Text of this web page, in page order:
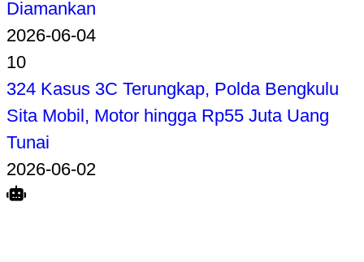
Diamankan
2026-06-04
10
324 Kasus 3C Terungkap, Polda Bengkulu
Sita Mobil, Motor hingga Rp55 Juta Uang
Tunai
2026-06-02